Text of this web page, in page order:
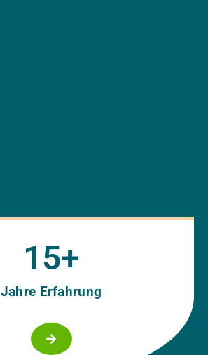
Jahre Erfahrung
15+